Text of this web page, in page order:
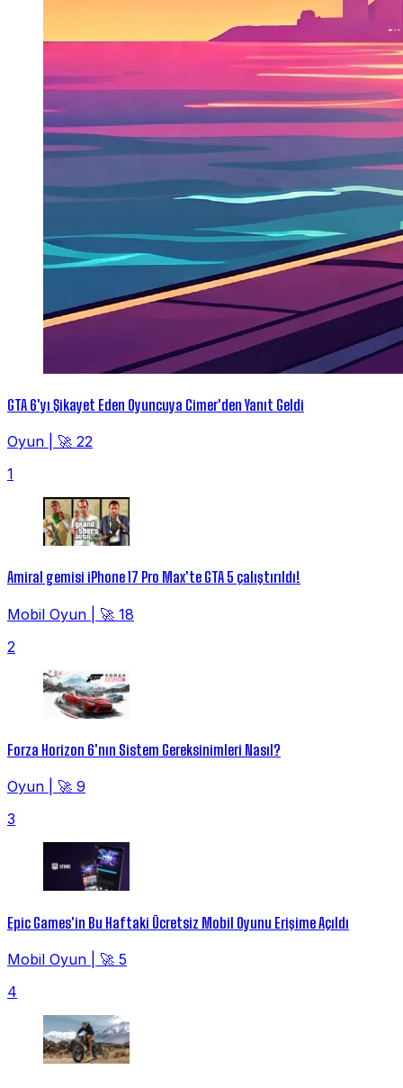
GTA 6'yı Şikayet Eden Oyuncuya Cimer'den Yanıt Geldi
Oyun
🚀 22
1
Amiral gemisi iPhone 17 Pro Max'te GTA 5 çalıştırıldı!
Mobil Oyun
🚀 18
2
Forza Horizon 6'nın Sistem Gereksinimleri Nasıl?
Oyun
🚀 9
3
Epic Games'in Bu Haftaki Ücretsiz Mobil Oyunu Erişime Açıldı
Mobil Oyun
🚀 5
4